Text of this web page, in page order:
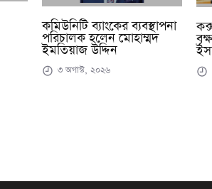
কমিউনিটি ব্যাংকের ব্যবস্থাপনা
পরিচালক হলেন মোহাম্মদ
ইমতিয়াজ উদ্দিন
৩ অগাস্ট, ২০২৬